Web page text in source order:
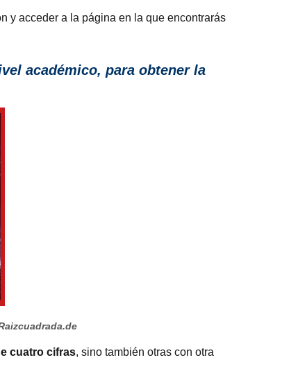
y acceder a la página en la que encontrarás
académico, para obtener la
cuatro cifras, sino también otras con otra